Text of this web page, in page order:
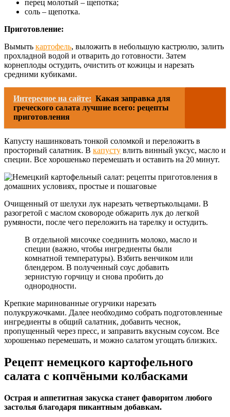
перец молотый – щепотка;
соль – щепотка.
Приготовление:
Вымыть картофель, выложить в небольшую кастрюлю, залить
прохладной водой и отварить до готовности. Затем
корнеплоды остудить, очистить от кожицы и нарезать
средними кубиками.
Интересное на сайте: Какая заправка для
греческого салата лучшие всего: рецепты
приготовления
Капусту нашинковать тонкой соломкой и переложить в
просторный салатник. В капусту влить винный уксус, масло и
специи. Все хорошенько перемешать и оставить на 20 минут.
Очищенный от шелухи лук нарезать четвертькольцами. В
разогретой с маслом сковороде обжарить лук до легкой
румяности, после чего переложить на тарелку и остудить.
В отдельной мисочке соединить молоко, масло и
специи (важно, чтобы ингредиенты были
комнатной температуры). Взбить венчиком или
блендером. В полученный соус добавить
зернистую горчицу и снова пробить до
однородности.
Крепкие маринованные огурчики нарезать
полукружочками. Далее необходимо собрать подготовленные
ингредиенты в общий салатник, добавить чеснок,
пропущенный через пресс, и заправить вкусным соусом. Все
хорошенько перемешать, и можно салатом угощать близких.
Рецепт немецкого картофельного
салата с копчёными колбасками
Острая и аппетитная закуска станет фаворитом любого
застолья благодаря пикантным добавкам.